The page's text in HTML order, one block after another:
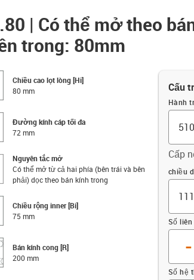
| Có thể mở theo
trong: 80mm
Chiều cao lọt lòng [Hi]
80 mm
Đường kính cáp tối đa
72 mm
Nguyên tắc mở
Có thể mở từ cả hai phía (bên trái và bên
phải) dọc theo bán kính trong
Chiều rộng inner [Bi]
75 mm
Bán kính cong [R]
200 mm
Cấu
Hành
Cấp
Offset
chiều
Số
-
Số hệ